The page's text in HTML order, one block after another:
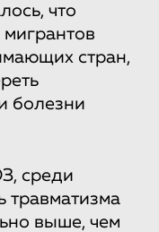
что
стран,
болезни
среди
травматизма
выше, чем